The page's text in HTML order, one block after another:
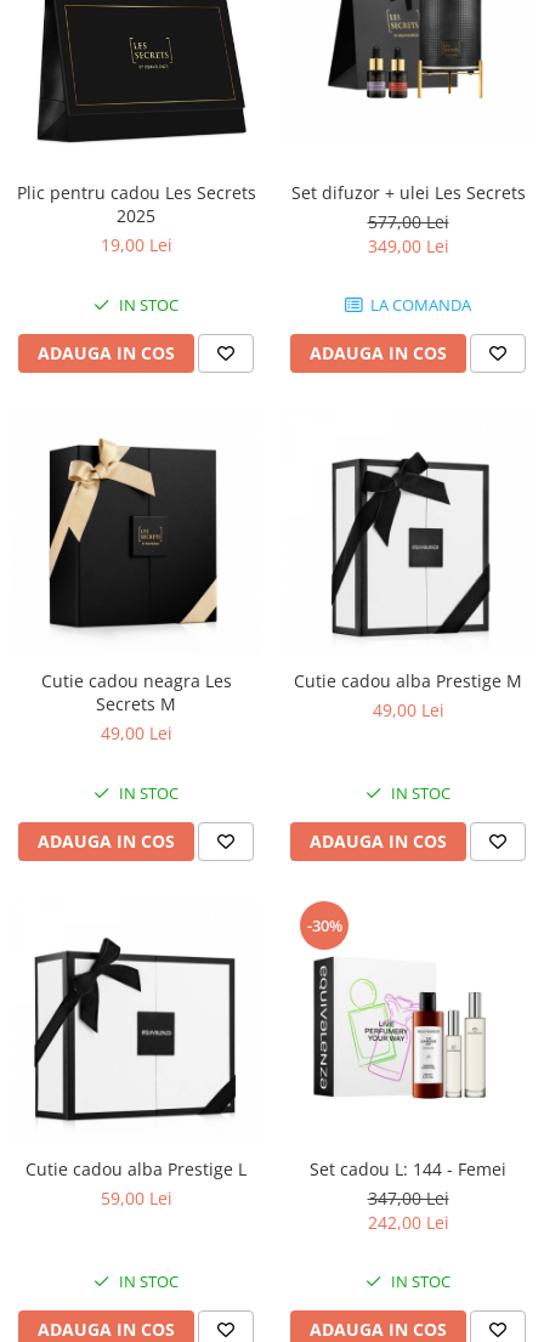
Ulei pentru barba
Plic pentru cadou Les Secrets
2025
19,00 Lei
IN STOC
ADAUGA IN COS
Set difuzor + ulei Les Secrets
577,00 Lei
349,00 Lei
LA COMANDA
ADAUGA IN COS
Cutie cadou neagra Les
Secrets M
49,00 Lei
IN STOC
ADAUGA IN COS
Cutie cadou alba Prestige M
49,00 Lei
IN STOC
ADAUGA IN COS
Cutie cadou alba Prestige L
59,00 Lei
IN STOC
ADAUGA IN COS
-30%
Set cadou L: 144 - Femei
347,00 Lei
242,00 Lei
IN STOC
ADAUGA IN COS